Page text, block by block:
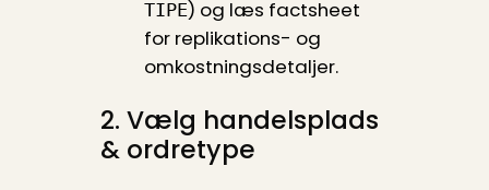
TIPE) og læs factsheet
for replikations- og
omkostnings­detaljer.
2. Vælg handelsplads
& ordretype